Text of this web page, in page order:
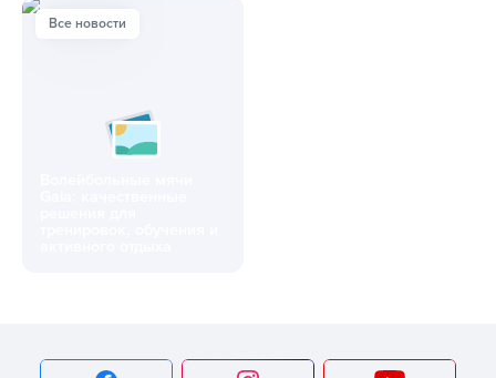
Многофункциональный тренажер Explode KF132
Все новости